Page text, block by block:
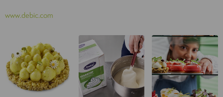
www.debic.com